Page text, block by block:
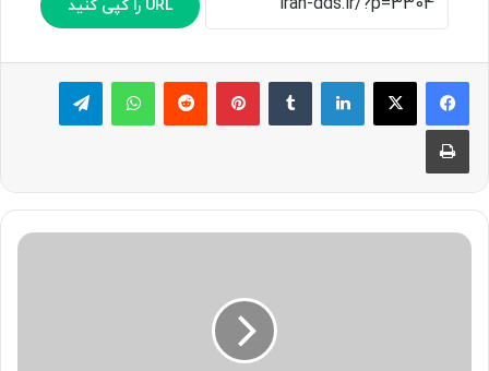
URL را کپی کنید
لینکدین ‫تامبلر پینترست‫رددیت واتس آپ تلگرام
چاپ
آشنایی